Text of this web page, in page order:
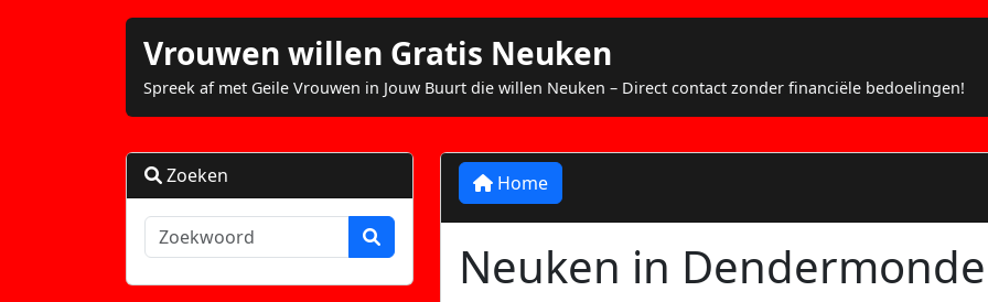
Vrouwen willen Gratis Neuken
Spreek af met Geile Vrouwen in Jouw Buurt die willen Neuken – Direct contact zonder financiële bedoelingen!
Zoeken Home
Neuken in Dendermonde